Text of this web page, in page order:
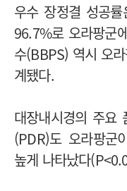
우수 장정결 성공
96.7%로 오라팡군
수(BBPS) 역시 오
계됐다.
대장내시경의 주요
(PDR)도 오라팡군
높게 나타났다